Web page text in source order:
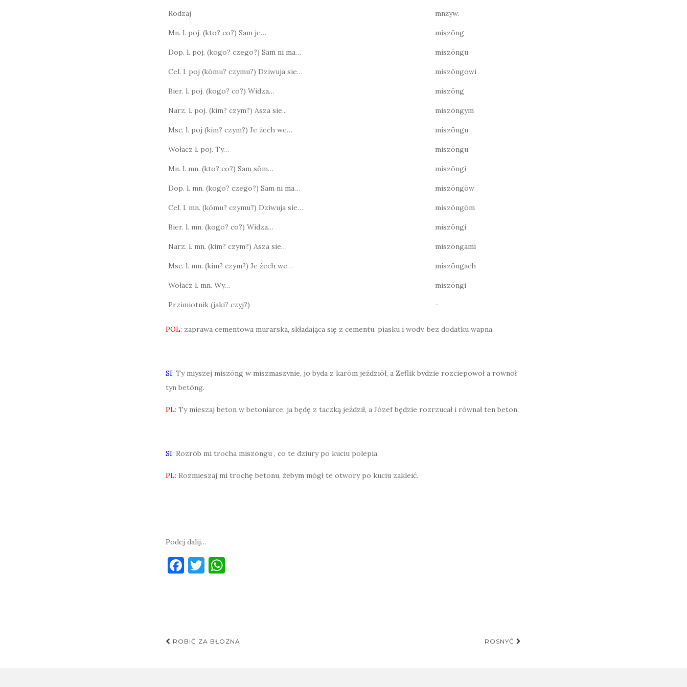
Rodzaj mnżyw.
Mn. l. poj. (kto? co?) Sam je… miszōng
Dop. l. poj. (kogo? czego?) Sam ni ma… miszōngu
Cel. l. poj (kōmu? czymu?) Dziwuja sie… miszōngowi
Bier. l. poj. (kogo? co?) Widza… miszōng
Narz. l. poj. (kim? czym?) Asza sie... miszōngym
Msc. l. poj (kim? czym?) Je żech we… miszōngu
Wołacz l. poj. Ty… miszōngu
Mn. l. mn. (kto? co?) Sam sōm… miszōngi
Dop. l. mn. (kogo? czego?) Sam ni ma… miszōngōw
Cel. l. mn. (kōmu? czymu?) Dziwuja sie… miszōngōm
Bier. l. mn. (kogo? co?) Widza… miszōngi
Narz. l. mn. (kim? czym?) Asza sie… miszōngami
Msc. l. mn. (kim? czym?) Je żech we… miszōngach
Wołacz l. mn. Wy… miszōngi
Przimiotnik (jaki? czyj?) -
POL: zaprawa cementowa murarska, składająca się z cementu, piasku i wody, bez dodatku wapna.
SI: Ty miyszej miszōng w miszmaszynie, jo byda z karōm jeździōł, a Zeflik bydzie rozciepowoł a rownoł
tyn betōng.
PL: Ty mieszaj beton w betoniarce, ja będę z taczką jeździł, a Józef będzie rozrzucał i równał ten beton.
SI: Rozrōb mi trocha miszōngu , co te dziury po kuciu polepia.
PL: Rozmieszaj mi trochę betonu, żebym mógł te otwory po kuciu zakleić.
Podej dalij…
F
o
T W
p
Post
ROBIĆ ZA BŁOZNA ROSNYĆ